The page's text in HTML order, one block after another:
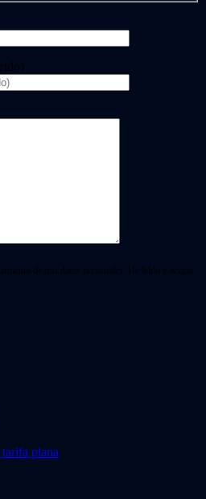
de mis datos personales. He leído y acepto
plana